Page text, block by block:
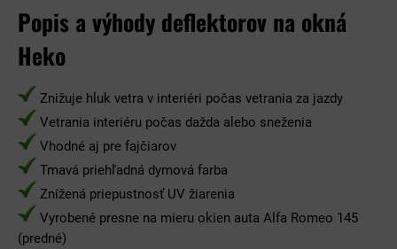
Popis a výhody deflektorov na okná
Heko
Znižuje hluk vetra v interiéri počas vetrania za jazdy
Vetrania interiéru počas dažda alebo sneženia
Vhodné aj pre fajčiarov
Tmavá priehľadná dymová farba
Znížená priepustnosť UV žiarenia
Vyrobené presne na mieru okien auta Alfa Romeo 145
(predné)